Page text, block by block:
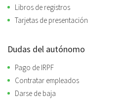
Libros de registros
Tarjetas de presentación
Dudas del autónomo
Pago de IRPF
Contratar empleados
Darse de baja